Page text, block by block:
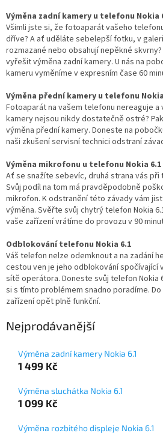
Výměna zadní kamery u telefonu Nokia
Všimli jste si, že fotoaparát vašeho
dříve? A ať uděláte sebelepší fotku, v
rozmazané nebo obsahují nepěkné
vyřešit výměna zadní kamery. U nás na
kameru vyměníme v expresním čase 60
Výměna přední kamery u telefonu
Fotoaparát na vašem telefonu nereaguje
kamery nejsou nikdy dostatečně ostré?
výměna přední kamery. Doneste na
naši zkušení servisní technici odstraní
Výměna mikrofonu u telefonu Nokia 6.1
Ať se snažíte sebevíc, druhá strana vás
Svůj podíl na tom má pravděpodobně
mikrofon. K odstranění této závady vám
výměna. Svěřte svůj chytrý telefon Nokia
vaše zařízení vrátíme do provozu v 90
Odblokování telefonu Nokia 6.1
Váš telefon nelze odemknout a na zadání
cestou ven je jeho odblokování spočívající
sítě operátora. Doneste svůj telefon Nokia
si s tímto problémem snadno poradíme.
zařízení opět plně funkční.
Nejprodávanější
Výměna zadní kamery Nokia 6.1
1 499 Kč
Výměna sluchátka Nokia 6.1
1 099 Kč
Výměna rozbitého displeje Nokia 6.1